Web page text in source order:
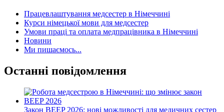
Працевлаштування медсестер в Німеччині
Курси німецької мови для медсестер
Умови праці та оплата медпрацівника в Німеччині
Новини
Ми пишаємось...
Останні повідомлення
Закон BEEP 2026: нові можливості для медичних сестер